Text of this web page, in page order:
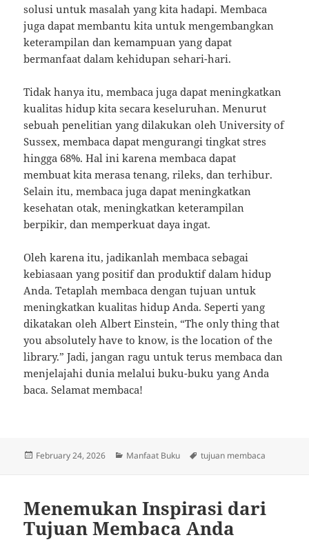
solusi untuk masalah yang kita hadapi. Membaca
juga dapat membantu kita untuk mengembangkan
keterampilan dan kemampuan yang dapat
bermanfaat dalam kehidupan sehari-hari.
Tidak hanya itu, membaca juga dapat meningkatkan
kualitas hidup kita secara keseluruhan. Menurut
sebuah penelitian yang dilakukan oleh University of
Sussex, membaca dapat mengurangi tingkat stres
hingga 68%. Hal ini karena membaca dapat
membuat kita merasa tenang, rileks, dan terhibur.
Selain itu, membaca juga dapat meningkatkan
kesehatan otak, meningkatkan keterampilan
berpikir, dan memperkuat daya ingat.
Oleh karena itu, jadikanlah membaca sebagai
kebiasaan yang positif dan produktif dalam hidup
Anda. Tetaplah membaca dengan tujuan untuk
meningkatkan kualitas hidup Anda. Seperti yang
dikatakan oleh Albert Einstein, “The only thing that
you absolutely have to know, is the location of the
library.” Jadi, jangan ragu untuk terus membaca dan
menjelajahi dunia melalui buku-buku yang Anda
baca. Selamat membaca!
Posted
February 24, 2026 Categories
Manfaat Buku Tags
tujuan membaca
Menemukan Inspirasi dari
Tujuan Membaca Anda